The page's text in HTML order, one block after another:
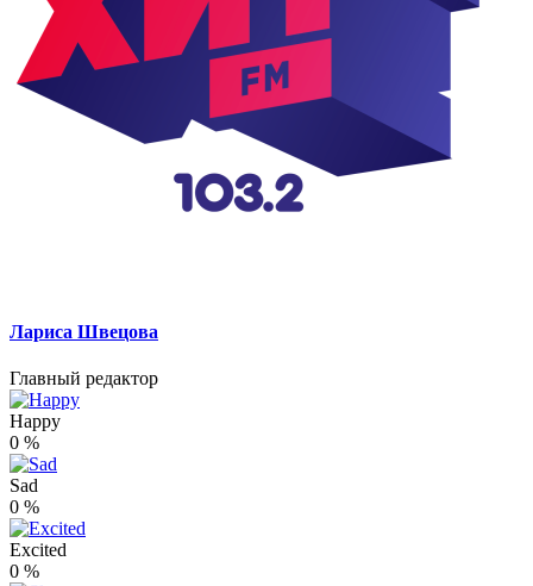
Лариса Швецова
Главный редактор
Happy
0 %
Sad
0 %
Excited
0 %